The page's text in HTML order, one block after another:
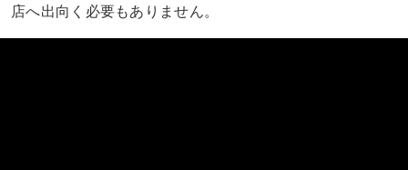
店へ出向く必要もありません。